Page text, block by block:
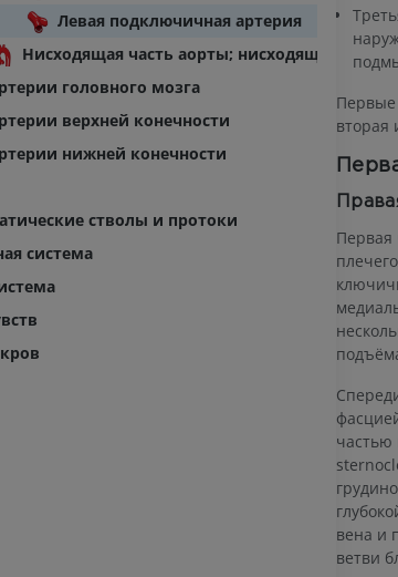
Левая подключичная артерия
Нисходящая часть аорты; нисходящая аорта
головного мозга
верхней конечности
нижней конечности
стволы и протоки
система
Первые
вторая
Первая
вена и
ветви
- СТОПА
MPT
ПРЕМИУМ
MPT
ПРЕМИУМ
MPT
ПРЕМИУМ
ВЕРХНЯЯ
МРТ
MPT
МРТ
ПРЕМИУМ
МРТ
MPT
ПРЕМИУМ
МРТ
MPT
МРТ
MPT
ПРЕМИУМ